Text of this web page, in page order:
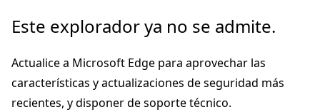
Ir
contenido
principal
Ir
la
navegación
en
Este explorador ya no se admite.
Actualice a Microsoft Edge para aprovechar las
características y actualizaciones de seguridad más
recientes, y disponer de soporte técnico.